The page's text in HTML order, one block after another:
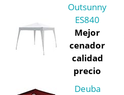
Outsunny
ES840
Mejor
cenador
calidad
precio
Deuba